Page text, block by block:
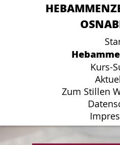
Kurs-
Zum Stillen
Kurs-
Zum Stillen